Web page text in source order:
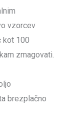
vzorcev
kot 100
zmagovati.
brezplačno